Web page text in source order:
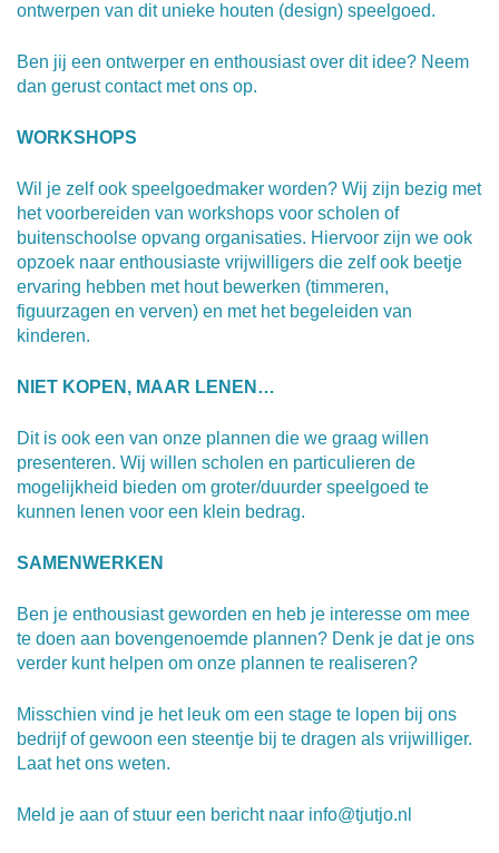
ontwerpen van dit unieke houten (design) speelgoed.
Ben jij een ontwerper en enthousiast over dit idee? Neem
dan gerust contact met ons op.
WORKSHOPS
Wil je zelf ook speelgoedmaker worden? Wij zijn bezig met
het voorbereiden van workshops voor scholen of
buitenschoolse opvang organisaties. Hiervoor zijn we ook
opzoek naar enthousiaste vrijwilligers die zelf ook beetje
ervaring hebben met hout bewerken (timmeren,
figuurzagen en verven) en met het begeleiden van
kinderen.
NIET KOPEN, MAAR LENEN…
Dit is ook een van onze plannen die we graag willen
presenteren. Wij willen scholen en particulieren de
mogelijkheid bieden om groter/duurder speelgoed te
kunnen lenen voor een klein bedrag.
SAMENWER KEN
Ben je enthousiast geworden en heb je interesse om mee
te doen aan bovengenoemde plannen? Denk je dat je ons
verder kunt helpen om onze plannen te realiseren?
Misschien vind je het leuk om een stage te lopen bij ons
bedrijf of gewoon een steentje bij te dragen als vrijwilliger.
Laat het ons weten.
Meld je aan of stuur een bericht naar info@tjutjo.nl